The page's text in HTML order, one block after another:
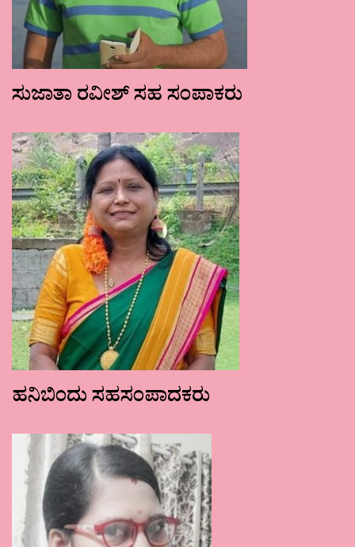
ಸುಜಾತಾ ರವೀಶ್ ಸಹ ಸಂಪಾಕರು
ಹನಿಬಿಂದು ಸಹಸಂಪಾದಕರು